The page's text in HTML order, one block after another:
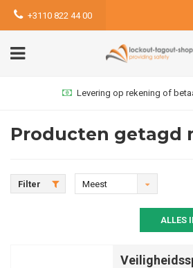
+3110 822 44 00
Levering op rekening of
Producten getagd
Filter
Meest
ALLES